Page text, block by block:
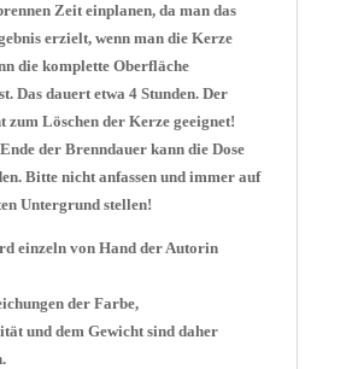
Zeit einplanen, da man das
erzielt, wenn man die Kerze
die komplette Oberfläche
Das dauert etwa 4 Stunden. Der
zum Löschen der Kerze geeignet!
der Brenndauer kann die Dose
Bitte nicht anfassen und immer auf
Untergrund stellen!
einzeln von Hand der Autorin
der Farbe,
und dem Gewicht sind daher